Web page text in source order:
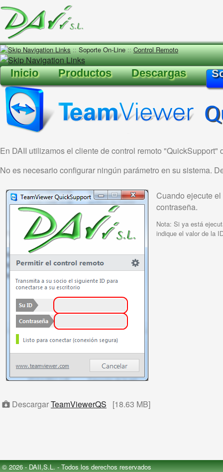
::Soporte On-Line::Control Remoto
Inicio Productos Descargas
En DAII utilizamos el cliente de control remoto
No es necesario configurar ningún parámetro en su sistema.
Cuando ejecute
contraseña.
Nota: Si ya está
indique el valor de la
DescargarTeamViewerQS [18.63 MB]
© 2026 - DAII,S.L. - Todos los derechos reservados